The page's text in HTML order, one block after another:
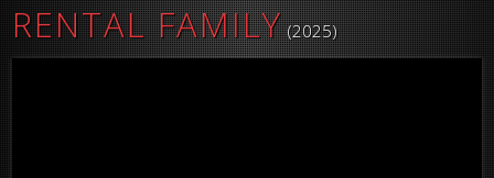
RENTAL FAMILY (2025)